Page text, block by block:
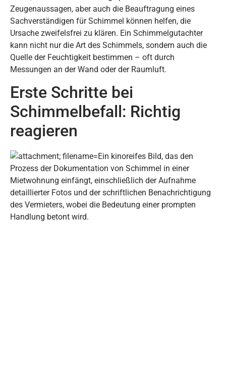
Zeugenaussagen, aber auch die Beauftragung eines
Sachverständigen für Schimmel können helfen, die
Ursache zweifelsfrei zu klären. Ein Schimmelgutachter
kann nicht nur die Art des Schimmels, sondern auch die
Quelle der Feuchtigkeit bestimmen – oft durch
Messungen an der Wand oder der Raumluft.
Erste Schritte bei
Schimmelbefall: Richtig
reagieren